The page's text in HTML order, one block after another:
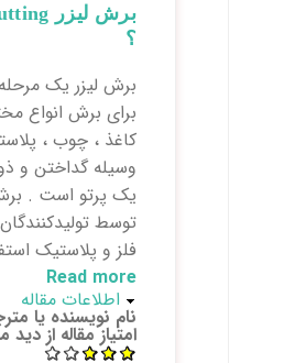
برش لیزر یک
برای برش انواع
کاغذ ، چوب ،
وسیله گداختن و
یک پرتو است . برش
توسط
فلز و پلاستیک
Read more
cutting چیست ؟ پنهان کن
اطلاعات مقاله
نام نویسنده یا
امتیاز مقاله از دید